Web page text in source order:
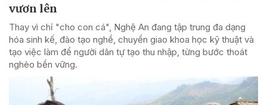
vươn lên
Thay vì chỉ "cho con cá", Nghệ An đang tập trung đa dạng
hóa sinh kế, đào tạo nghề, chuyển giao khoa học kỹ thuật và
tạo việc làm để người dân tự tạo thu nhập, từng bước thoát
nghèo bền vững.